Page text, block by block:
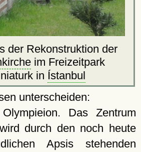
der Rekonstruktion der
im Freizeitpark
in Ístanbul
unterscheiden:
Das Zentrum
durch den noch heute
Apsis stehenden